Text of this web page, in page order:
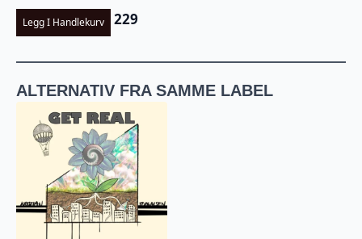
Legg I Handlekurv 229
ALTERNATIV FRA SAMME LABEL